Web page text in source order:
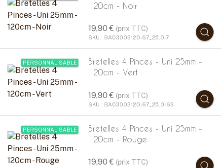
120cm - Noir
19,90 € (prix TTC)
SKU : BA03003120-67_25.0-7
PERSONNALISABLE
Bretelles 4 Pinces - Uni 25mm -
120cm - Vert
19,90 € (prix TTC)
SKU : BA03003120-67_25.0-63
PERSONNALISABLE
Bretelles 4 Pinces - Uni 25mm -
120cm - Rouge
19,90 € (prix TTC)